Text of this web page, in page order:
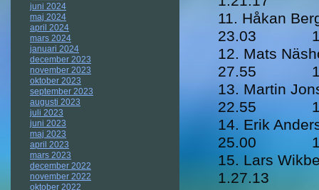
juni 2024
maj 2024
april 2024
mars 2024
januari 2024
december 2023
november 2023
oktober 2023
september 2023
augusti 2023
juli 2023
juni 2023
maj 2023
april 2023
mars 2023
december 2022
november 2022
oktober 2022
Håkan
23.03
Mats
27.55
Martin
22.55
Erik
25.00
Lars
1.27.13